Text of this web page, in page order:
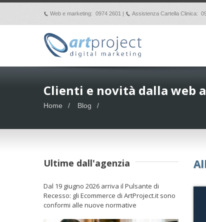
p Web e marketing: 0974 2601 | p Assistenza Cartella Clinica:
Clienti e novità dalla web
Home Blog
Ultime dall'agenzia
Dal 19 giugno 2026 arriva il Pulsante di
Recesso: gli Ecommerce di ArtProject.it sono
conformi alle nuove normative